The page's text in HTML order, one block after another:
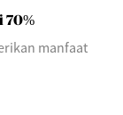
70%
manfaat